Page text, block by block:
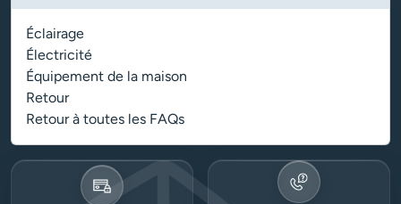
Éclairage
Électricité
Équipement de la maison
Retour
Retour à toutes les FAQs